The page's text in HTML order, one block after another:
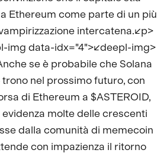
Ethereum come parte di un più
intercatena.</p>
img data-idx="4"></deepl-img>
se è probabile che Solana
nel prossimo futuro, con
di Ethereum a $ASTEROID,
molte delle crescenti
dalla comunità di memecoin
con impazienza il ritorno